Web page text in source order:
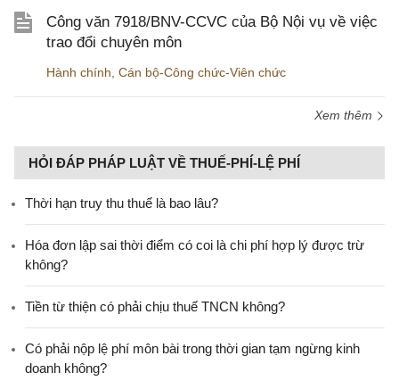
Công văn 7918/BNV-CCVC của Bộ Nội vụ về việc
trao đổi chuyên môn
Hành chính Cán bộ-Công chức-Viên chức
Xem thêm
HỎI ĐÁP PHÁP LUẬT VỀ THUẾ-PHÍ-LỆ PHÍ
Thời hạn truy thu thuế là bao lâu?
Hóa đơn lập sai thời điểm có coi là chi phí hợp lý được trừ
không?
Tiền từ thiện có phải chịu thuế TNCN không?
Có phải nộp lệ phí môn bài trong thời gian tạm ngừng kinh
doanh không?